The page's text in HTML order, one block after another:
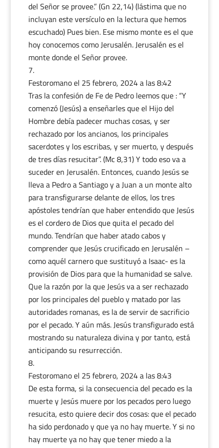
del Señor se provee.” (Gn 22,14) (lástima que no
incluyan este versículo en la lectura que hemos
escuchado) Pues bien. Ese mismo monte es el que
hoy conocemos como Jerusalén. Jerusalén es el
monte donde el Señor provee.
Festoromanoel 25 febrero, 2024 a las 8:42
Tras la confesión de Fe de Pedro leemos que : “Y
comenzó (Jesús) a enseñarles que el Hijo del
Hombre debía padecer muchas cosas, y ser
rechazado por los ancianos, los principales
sacerdotes y los escribas, y ser muerto, y después
de tres días resucitar”. (Mc 8,31) Y todo eso va a
suceder en Jerusalén. Entonces, cuando Jesús se
lleva a Pedro a Santiago y a Juan a un monte alto
para transfigurarse delante de ellos, los tres
apóstoles tendrían que haber entendido que Jesús
es el cordero de Dios que quita el pecado del
mundo. Tendrían que haber atado cabos y
comprender que Jesús crucificado en Jerusalén –
como aquél carnero que sustituyó a Isaac- es la
provisión de Dios para que la humanidad se salve.
Que la razón por la que Jesús va a ser rechazado
por los principales del pueblo y matado por las
autoridades romanas, es la de servir de sacrificio
por el pecado. Y aún más. Jesús transfigurado está
mostrando su naturaleza divina y por tanto, está
anticipando su resurrección.
Festoromanoel 25 febrero, 2024 a las 8:43
De esta forma, si la consecuencia del pecado es la
muerte y Jesús muere por los pecados pero luego
resucita, esto quiere decir dos cosas: que el pecado
ha sido perdonado y que ya no hay muerte. Y si no
hay muerte ya no hay que tener miedo a la